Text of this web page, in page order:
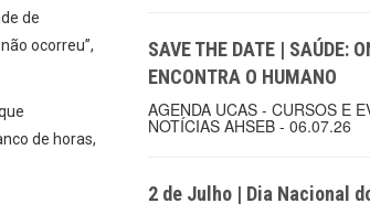
de
ocorreu”,
de horas,
SAVE THE DATE | SAÚDE:
ENCONTRA O HUMANO
AGENDA UCAS - CURSOS E
NOTÍCIAS AHSEB - 06.07.26
2 de Julho | Dia Nacional